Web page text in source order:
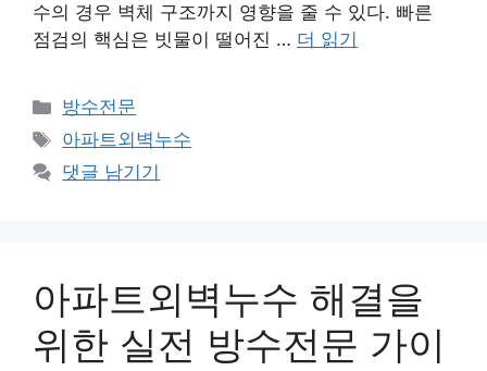
수의 경우 벽체 구조까지 영향을 줄 수 있다. 빠른
점검의 핵심은 빗물이 떨어진 … 더 읽기
카
테
리
방수전문
태
그
아파트외벽누수
댓글 남기기
아파트외벽누수 해결을
위한 실전 방수전문 가이